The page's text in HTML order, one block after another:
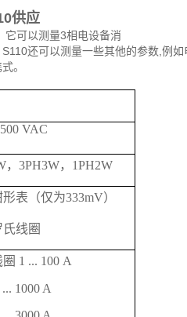
供应
它可以测量3相电设备消
还可以测量一些其他的参数,例
。
VAC
，3PH3W，1PH2W
表（仅为333mV）
线圈
1 ... 100 A
... 1000 A